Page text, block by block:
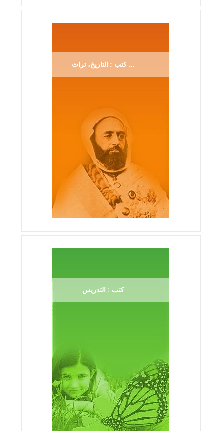
كتب : التاريخ، تراث ...
كتب : التدريس